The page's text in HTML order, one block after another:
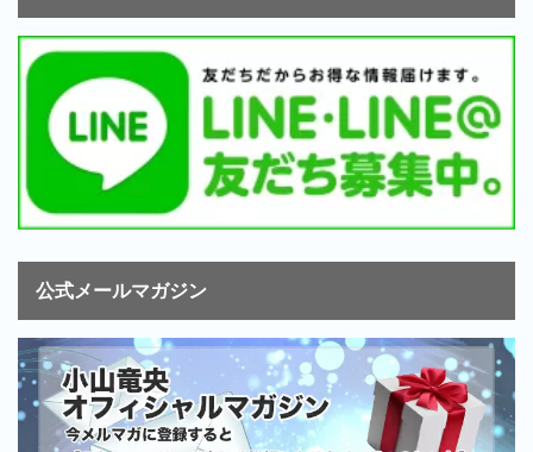
公式メールマガジン